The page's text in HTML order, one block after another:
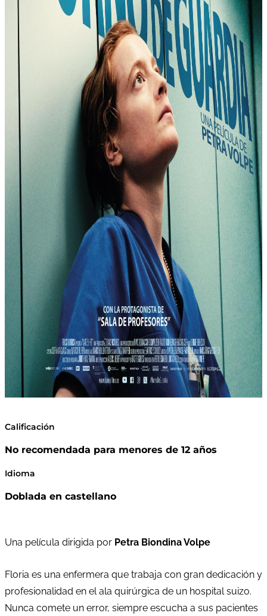
Calificación
No recomendada para menores de 12 años
Idioma
Doblada en castellano
Una película dirigida por Petra Biondina Volpe
Floria es una enfermera que trabaja con gran dedicación y
profesionalidad en el ala quirúrgica de un hospital suizo.
Nunca comete un error, siempre escucha a sus pacientes